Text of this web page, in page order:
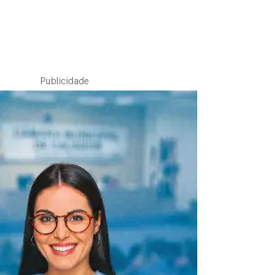
Publicidade